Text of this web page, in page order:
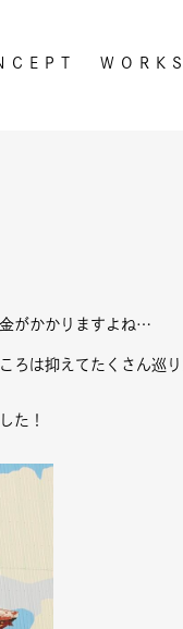
WORKS
がかかりますよね…
ろは抑えてたくさん巡り
た！